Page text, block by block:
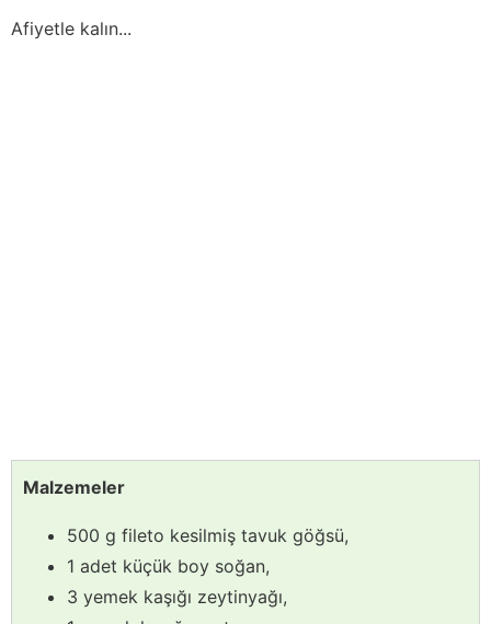
Afiyetle kalın...
Malzemeler
500 g fileto kesilmiş tavuk göğsü,
1 adet küçük boy soğan,
3 yemek kaşığı zeytinyağı,